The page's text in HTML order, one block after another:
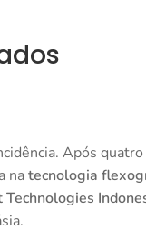
Após
natecnologia
Technologies